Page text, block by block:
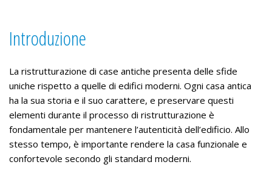
Introduzione
La ristrutturazione di case antiche presenta delle sfide
uniche rispetto a quelle di edifici moderni. Ogni casa antica
ha la sua storia e il suo carattere, e preservare questi
elementi durante il processo di ristrutturazione è
fondamentale per mantenere l’autenticità dell’edificio. Allo
stesso tempo, è importante rendere la casa funzionale e
confortevole secondo gli standard moderni.